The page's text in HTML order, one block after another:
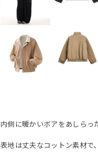
内側に暖かいボアをあしらっ
表地は丈夫なコットン素材で